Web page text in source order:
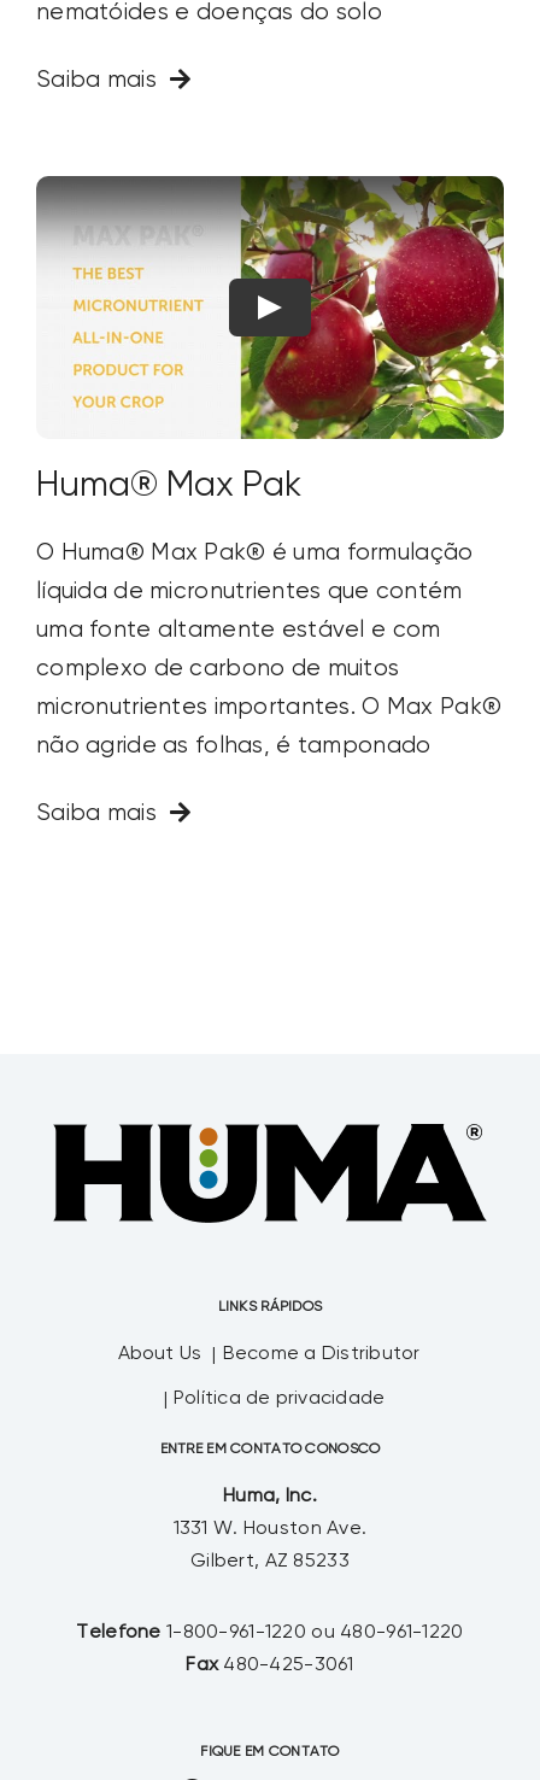
nematóides e doenças do solo
Saiba mais
Huma® Max Pak
O Huma® Max Pak® é uma formulação
líquida de micronutrientes que contém
uma fonte altamente estável e com
complexo de carbono de muitos
micronutrientes importantes. O Max Pak®
não agride as folhas, é tamponado
Saiba mais
LINKS RÁPIDOS
About Us Become a Distributor
Política de privacidade
ENTRE EM CONTATO CONOSCO
Huma, Inc.
1331 W. Houston Ave.
Gilbert, AZ 85233
Telefone 1-800-961-1220 ou 480-961-1220
Fax 480-425-3061
FIQUE EM CONTATO